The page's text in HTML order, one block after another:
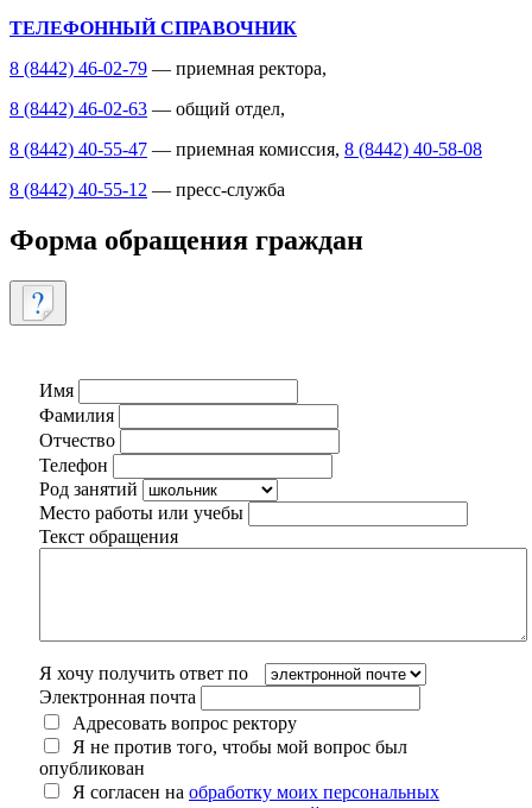
ТЕЛЕФОННЫЙ СПРАВОЧНИК
8 (8442) 46-02-79 — приемная ректора,
8 (8442) 46-02-63 — общий отдел,
8 (8442) 40-55-47 — приемная комиссия, 8 (8442) 40-58-08
8 (8442) 40-55-12 — пресс-служба
Форма обращения граждан
Имя
Фамилия
Отчество
Телефон
Род занятий
Место работы или учебы
Текст обращения
Я хочу получить ответ по
Электронная почта
Адресовать вопрос ректору
Я не против того, чтобы мой вопрос был
опубликован
Я согласен на обработку моих персональных